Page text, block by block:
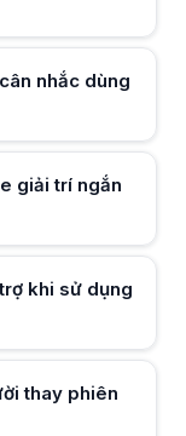
nhắc dùng
giải trí ngắn
khi sử dụng
thay phiên